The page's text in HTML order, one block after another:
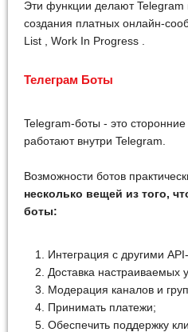
Эти функции делают
создания платных онлайн-
List , Work In Progress .
Телеграм Боты
Telegram-боты - это
работают внутри Telegram.
Возможности ботов
несколько вещей из того,
боты:
Интеграция с другими
Доставка настраиваемых
Модерация каналов и
Принимать платежи;
Обеспечить поддержку